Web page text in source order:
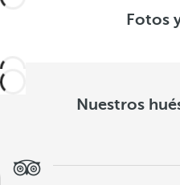
Fotos
Nuestros